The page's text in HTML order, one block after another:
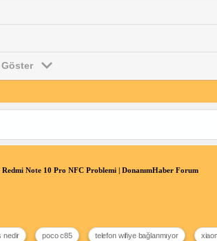
Göster
Note 10 Pro NFC Problemi | DonanımHaber Forum
nedir poco c85 telefon wifiye bağlanmıyor